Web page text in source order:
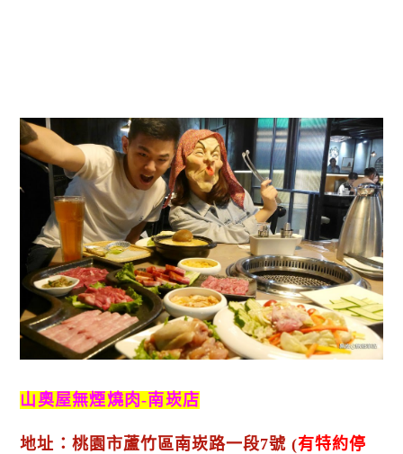
山奧屋無煙燒肉-南崁店
地址：桃園市蘆竹區南崁路一段7號 (有特約停